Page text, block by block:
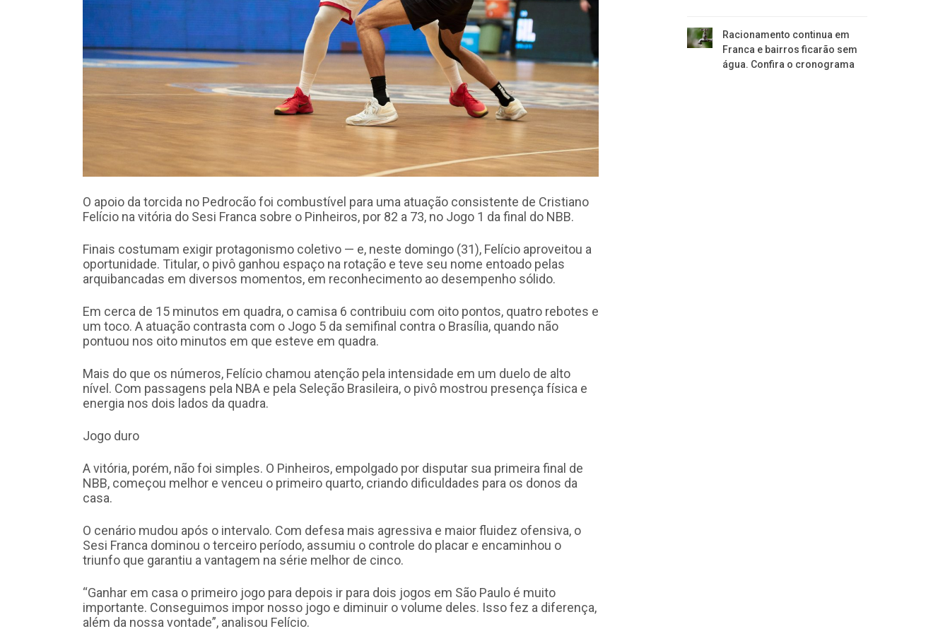
O apoio da torcida no Pedrocão foi combustível para uma atuação consistente de Cristiano
Felício na vitória do Sesi Franca sobre o Pinheiros, por 82 a 73, no Jogo 1 da final do NBB.
Finais costumam exigir protagonismo coletivo — e, neste domingo (31), Felício aproveitou a
oportunidade. Titular, o pivô ganhou espaço na rotação e teve seu nome entoado pelas
arquibancadas em diversos momentos, em reconhecimento ao desempenho sólido.
Em cerca de 15 minutos em quadra, o camisa 6 contribuiu com oito pontos, quatro rebotes e
um toco. A atuação contrasta com o Jogo 5 da semifinal contra o Brasília, quando não
pontuou nos oito minutos em que esteve em quadra.
Mais do que os números, Felício chamou atenção pela intensidade em um duelo de alto
nível. Com passagens pela NBA e pela Seleção Brasileira, o pivô mostrou presença física e
energia nos dois lados da quadra.
Jogo duro
A vitória, porém, não foi simples. O Pinheiros, empolgado por disputar sua primeira final de
NBB, começou melhor e venceu o primeiro quarto, criando dificuldades para os donos da
casa.
O cenário mudou após o intervalo. Com defesa mais agressiva e maior fluidez ofensiva, o
Sesi Franca dominou o terceiro período, assumiu o controle do placar e encaminhou o
triunfo que garantiu a vantagem na série melhor de cinco.
“Ganhar em casa o primeiro jogo para depois ir para dois jogos em São Paulo é muito
importante. Conseguimos impor nosso jogo e diminuir o volume deles. Isso fez a diferença,
além da nossa vontade”, analisou Felício.
Racionamento continua em
Franca e bairros ficarão sem
água. Confira o cronograma